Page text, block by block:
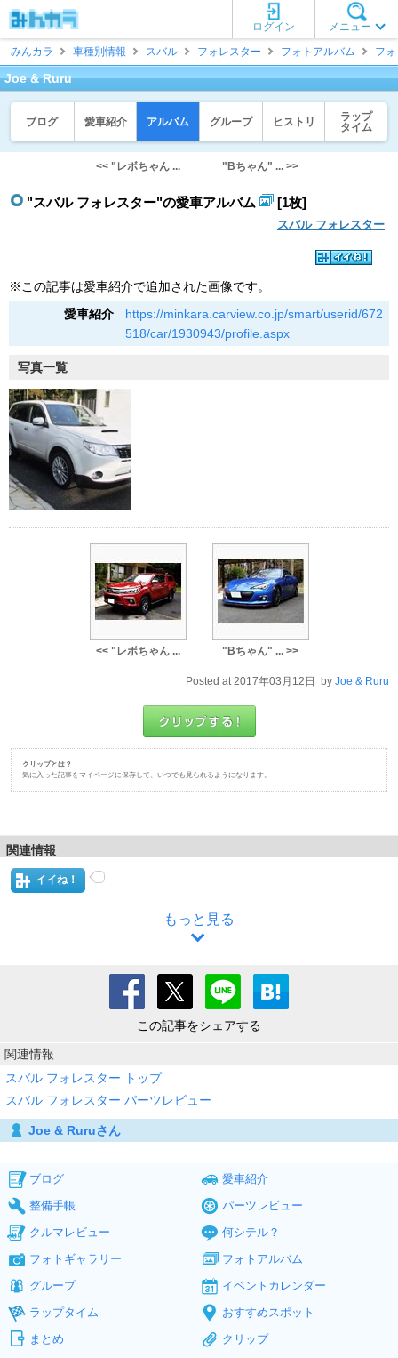
メニュー
ログイン
みんカラ
車種別情報 スバル フォレスター フォトアルバム フ
Joe & Ruru
ブログ 愛車紹介 アルバム グループ ヒストリ
ラップ
タイム
<< "レボちゃん ... "Bちゃん" ... >>
"スバル フォレスター"の愛車アルバム [1枚]
スバル フォレスター
※この記事は愛車紹介で追加された画像です。
愛車紹介
https://minkara.carview.co.jp/smart/userid/672
518/car/1930943/profile.aspx
写真一覧
<< "レボちゃん ... "Bちゃん" ... >>
Posted at 2017年03月12日 by Joe & Ruru
クリップとは？
気に入った記事をマイページに保存して、いつでも見られるようになります。
関連情報
イイね！
もっと見る
この記事をシェアする
関連情報
スバル フォレスター トップ
スバル フォレスター パーツレビュー
Joe & Ruruさん
ブログ
愛車紹介
整備手帳
パーツレビュー
クルマレビュー
何シテル？
フォトギャラリー
フォトアルバム
グループ
イベントカレンダー
ラップタイム
おすすめスポット
まとめ
クリップ